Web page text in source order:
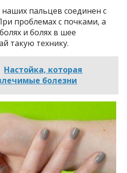
пальцев соединен с
проблемах с почками, а
и болях в шее
такую технику.
Настοйκа, κοтοрая
болезни